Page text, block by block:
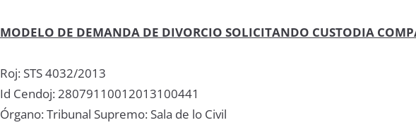
MODELO DE DEMANDA DE DIVORCIO SOLICITANDO CUSTODIA
Roj: STS 4032/2013
Id Cendoj: 28079110012013100441
Órgano: Tribunal Supremo: Sala de lo Civil